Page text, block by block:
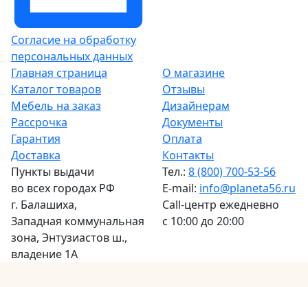
Согласие на обработку
персональных данных
Главная страница
Каталог товаров
Мебель на заказ
Рассрочка
Гарантия
О магазине
Отзывы
Дизайнерам
Документы
Оплата
Доставка
Пункты выдачи
во всех городах РФ
г. Балашиха,
Западная коммунальная
зона, Энтузиастов ш.,
владение 1А
Контакты
Тел.: 8 (800) 700-53-56
E-mail: info@planeta56.ru
Call-центр ежедневно
с 10:00 до 20:00